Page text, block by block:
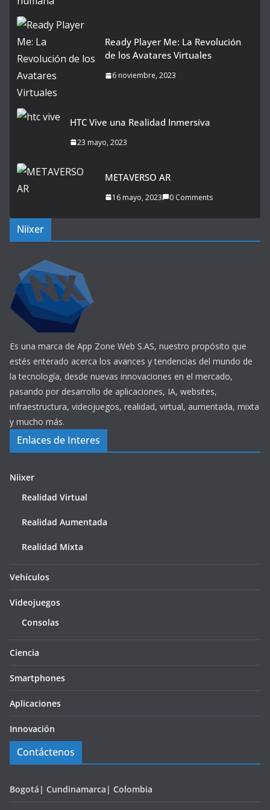
Ready Player Me: La Revolución
de los Avatares Virtuales
6 noviembre, 2023
HTC Vive una Realidad Inmersiva
23 mayo, 2023
METAVERSO AR
16 mayo, 2023 0 Comments
Niixer
Es una marca de App Zone Web S.AS, nuestro propósito que
estés enterado acerca los avances y tendencias del mundo de
la tecnología, desde nuevas innovaciones en el mercado,
pasando por desarrollo de aplicaciones, IA, websites,
infraestructura, videojuegos, realidad, virtual, aumentada, mixta
y mucho más.
Enlaces de Interes
Niixer
Realidad Virtual
Realidad Aumentada
Realidad Mixta
Vehículos
Videojuegos
Consolas
Ciencia
Smartphones
Aplicaciones
Innovación
Contáctenos
Bogotá| Cundinamarca| Colombia